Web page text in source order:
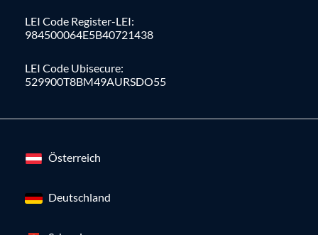
LEI Code Register-LEI:
984500064E5B40721438
LEI Code Ubisecure:
529900T8BM49AURSDO55
Österreich
Deutschland